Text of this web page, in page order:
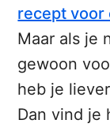
recept voor
Maar als je
gewoon
heb je
Dan vind je